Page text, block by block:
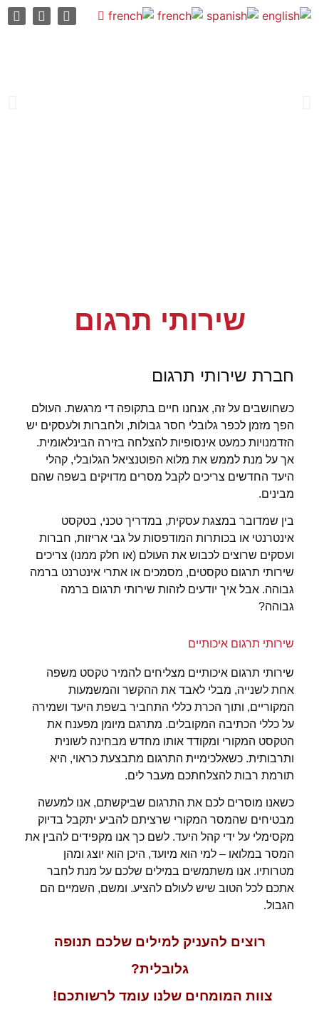
תרגום
צרו
שירותי תרגום
חברת שירותי תרגום
כשחושבים על זה, אנחנו חיים בתקופה די מרגשת. העולם
הפך מזמן לכפר גלובלי חסר גבולות, ולחברות ולעסקים יש
הזדמנויות כמעט אינסופיות להצלחה בזירה הבינלאומית.
אך על מנת לממש את מלוא הפוטנציאל הגלובלי, קהלי
היעד החדשים צריכים לקבל מסרים מדויקים בשפה שהם
מבינים.
בין שמדובר במצגת עסקית, במדריך טכני, בטקסט
אינטרנטי או בכותרות המודפסות על גבי אריזות, חברות
ועסקים שרוצים לכבוש את העולם (או חלק ממנו) צריכים
שירותי תרגום טקסטים, מסמכים או אתרי אינטרנט ברמה
גבוהה. אבל איך יודעים לזהות שירותי תרגום ברמה
גבוהה?
שירותי תרגום איכותיים
שירותי תרגום איכותיים מצליחים להמיר טקסט משפה
אחת לשנייה, מבלי לאבד את ההקשר והמשמעות
המקוריים, ותוך הכרת כללי התחביר בשפת היעד ושמירה
על כללי הכתיבה המקובלים. מתרגם מיומן מפענח את
הטקסט המקורי ומקודד אותו מחדש מבחינה לשונית
ותרבותית. כשאלכימיית התרגום מתבצעת כראוי, היא
תורמת רבות להצלחתכם מעבר לים.
כשאנו מוסרים לכם את התרגום שביקשתם, אנו למעשה
מבטיחים שהמסר המקורי שרציתם להביע יתקבל בדיוק
מקסימלי על ידי קהל היעד. לשם כך אנו מקפידים להבין את
המסר במלואו – למי הוא מיועד, היכן הוא יוצג ומהן
מטרותיו. אנו משתמשים במילים שלכם על מנת לחבר
אתכם לכל הטוב שיש לעולם להציע. ומשם, השמיים הם
הגבול.
רוצים להעניק למילים שלכם תנופה
גלובלית?
צוות המומחים שלנו עומד לרשותכם!